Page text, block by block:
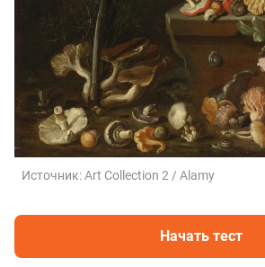
Источник:Art Collection 2 / Alamy
Начать тест